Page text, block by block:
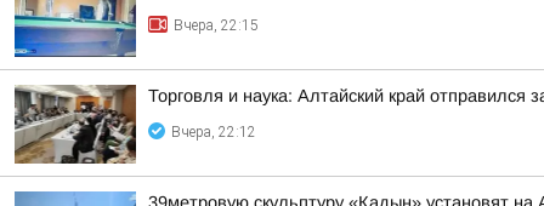
Вчера, 22:15
Торговля и наука: Алтайский край отправился
Вчера, 22:12